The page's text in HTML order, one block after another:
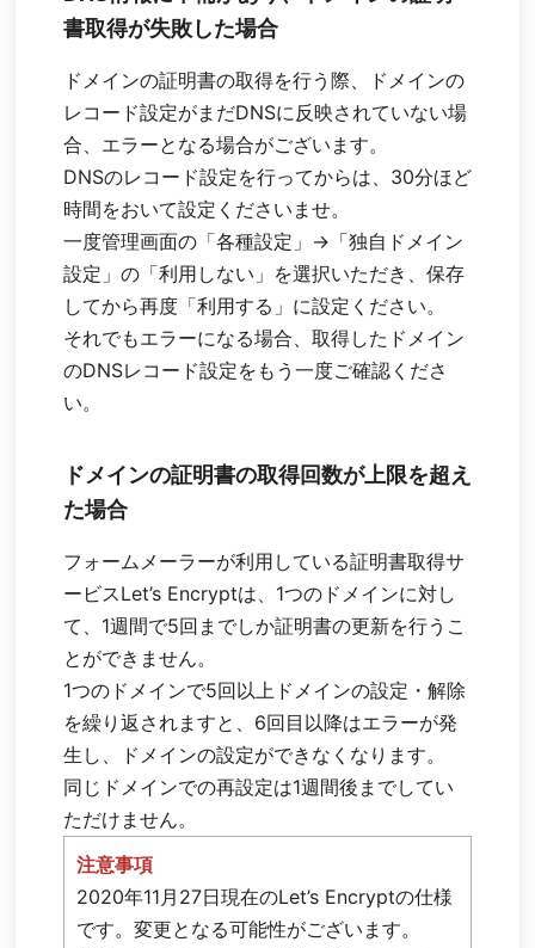
書取得が失敗した場合
ドメインの証明書の取得を行う際、ドメインの
レコード設定がまだDNSに反映されていない場
合、エラーとなる場合がございます。
DNSのレコード設定を行ってからは、30分ほど
時間をおいて設定くださいませ。
一度管理画面の「各種設定」→「独自ドメイン
設定」の「利用しない」を選択いただき、保存
してから再度「利用する」に設定ください。
それでもエラーになる場合、取得したドメイン
のDNSレコード設定をもう一度ご確認くださ
い。
ドメインの証明書の取得回数が上限を超え
た場合
フォームメーラーが利用している証明書取得サ
ービスLet’s Encryptは、1つのドメインに対し
て、1週間で5回までしか証明書の更新を行うこ
とができません。
1つのドメインで5回以上ドメインの設定・解除
を繰り返されますと、6回目以降はエラーが発
生し、ドメインの設定ができなくなります。
同じドメインでの再設定は1週間後までしてい
ただけません。
注意事項
2020年11月27日現在のLet’s Encryptの仕様
です。変更となる可能性がございます。